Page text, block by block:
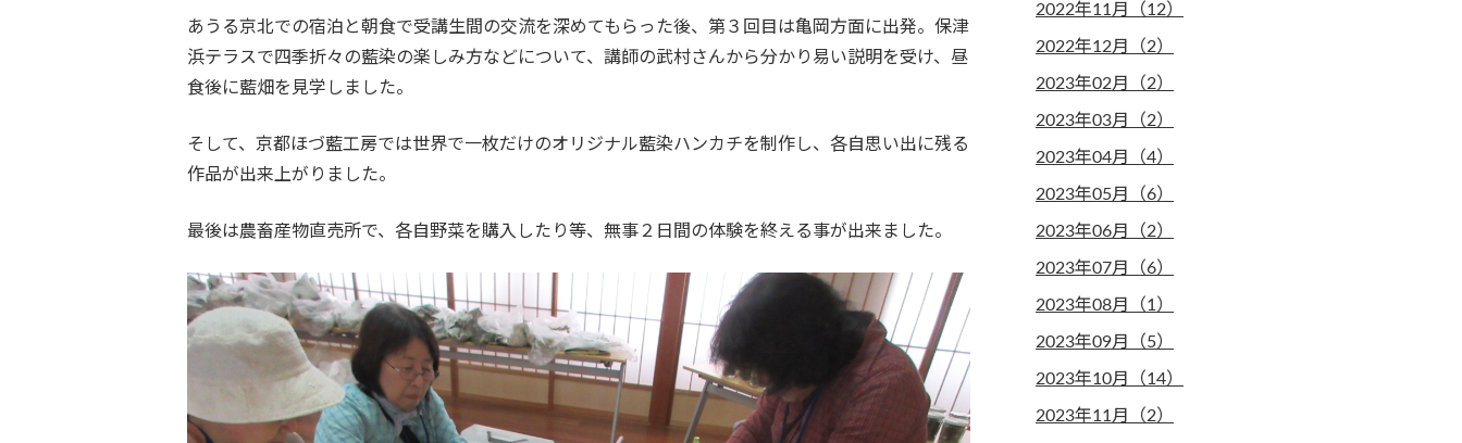
あうる京北での宿泊と朝食で受講生間の交流を深めてもらった後、第３回目は亀岡方面に出発。保津
浜テラスで四季折々の藍染の楽しみ方などについて、講師の武村さんから分かり易い説明を受け、昼
食後に藍畑を見学しました。
そして、京都ほづ藍工房では世界で一枚だけのオリジナル藍染ハンカチを制作し、各自思い出に残る
作品が出来上がりました。
最後は農畜産物直売所で、各自野菜を購入したり等、無事２日間の体験を終える事が出来ました。
2022年11月（12）
2022年12月（2）
2023年02月（2）
2023年03月（2）
2023年04月（4）
2023年05月（6）
2023年06月（2）
2023年07月（6）
2023年08月（1）
2023年09月（5）
2023年10月（14）
2023年11月（2）